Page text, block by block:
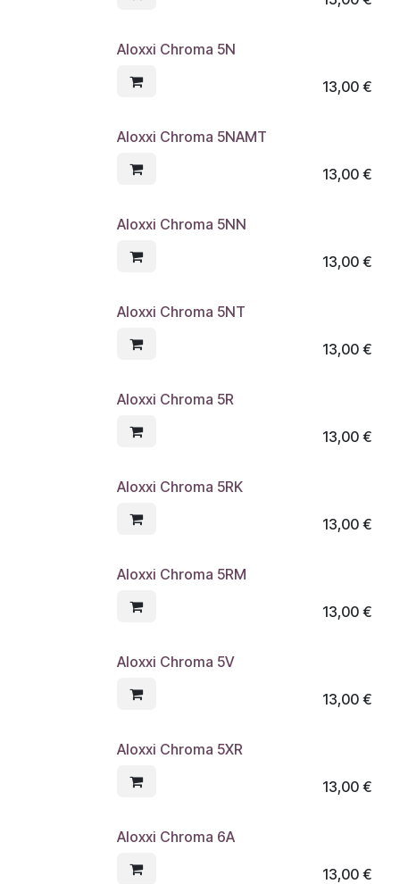
Aloxxi Chroma 5N
13,00€
Aloxxi Chroma 5NAMT
13,00€
Aloxxi Chroma 5NN
13,00€
Aloxxi Chroma 5NT
13,00€
Aloxxi Chroma 5R
13,00€
Aloxxi Chroma 5RK
13,00€
Aloxxi Chroma 5RM
13,00€
Aloxxi Chroma 5V
13,00€
Aloxxi Chroma 5XR
13,00€
Aloxxi Chroma 6A
13,00€